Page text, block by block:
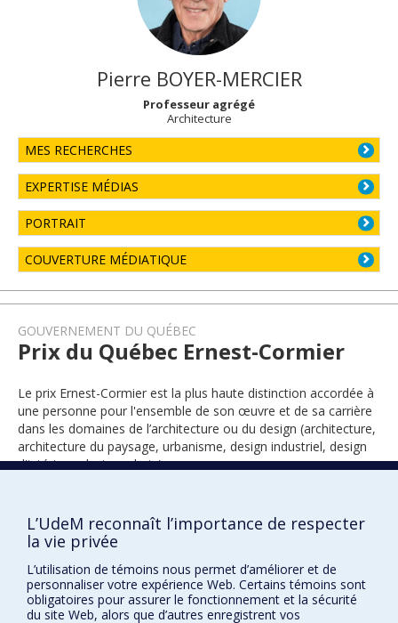
Pierre BOYER-MERCIER
Professeur agrégé
Architecture
MES RECHERCHES
EXPERTISE MÉDIAS
PORTRAIT
COUVERTURE MÉDIATIQUE
GOUVERNEMENT DU QUÉBEC
Prix du Québec Ernest-Cormier
Le prix Ernest-Cormier est la plus haute distinction accordée à
une personne pour l'ensemble de son œuvre et de sa carrière
dans les domaines de l’architecture ou du design (architecture,
architecture du paysage, urbanisme, design industriel, design
d'intérieur, design urbain).
2025
L’UdeM reconnaît l’importance de respecter
la vie privée
L’utilisation de témoins nous permet d’améliorer et de
personnaliser votre expérience Web. Certains témoins sont
obligatoires pour assurer le fonctionnement et la sécurité
du site Web, alors que d’autres enregistrent vos